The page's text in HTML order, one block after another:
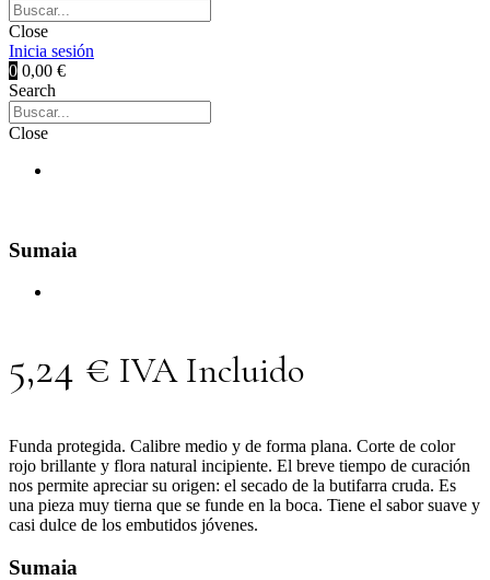
Close
Inicia sesión
0 0,00 €
Search
Close
Sumaia
5,24 € IVA Incluido
Funda protegida. Calibre medio y de forma plana. Corte de color
rojo brillante y flora natural incipiente. El breve tiempo de curación
nos permite apreciar su origen: el secado de la butifarra cruda. Es
una pieza muy tierna que se funde en la boca. Tiene el sabor suave y
casi dulce de los embutidos jóvenes.
Sumaia